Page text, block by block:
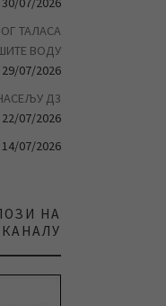
ТАЛАСА
ВОДУ
29/07/2026
Д3
22/07/2026
14/07/2026
НА